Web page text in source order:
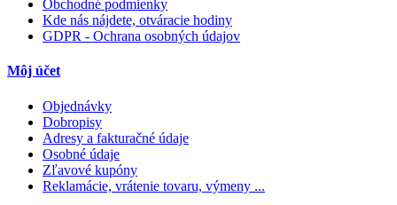
Obchodné podmienky
Kde nás nájdete, otváracie hodiny
GDPR - Ochrana osobných údajov
Môj účet
Objednávky
Dobropisy
Adresy a fakturačné údaje
Osobné údaje
Zľavové kupóny
Reklamácie, vrátenie tovaru, výmeny ...